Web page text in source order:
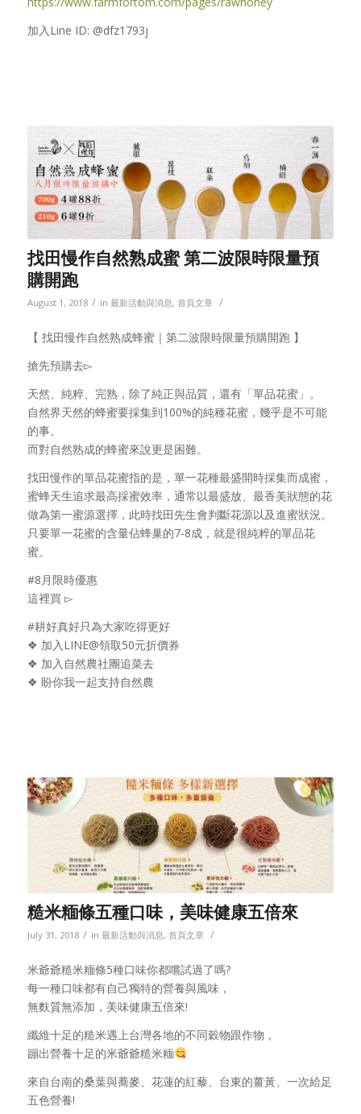
加入Line ID: @dfz1793j
找田慢作自然熟成蜜 第二波限時限量預
購開跑
August 1, 2018 / in 最新活動與消息, 首頁文章 /
【 找田慢作自然熟成蜂蜜｜第二波限時限量預購開跑 】
搶先預購去▻
天然、純粹、完熟，除了純正與品質，還有「單品花蜜」。
自然界天然的蜂蜜要採集到100%的純種花蜜，幾乎是不可能
的事。
而對自然熟成的蜂蜜來說更是困難。
找田慢作的單品花蜜指的是，單一花種最盛開時採集而成蜜，
蜜蜂天生追求最高採蜜效率，通常以最盛放、最香美狀態的花
做為第一蜜源選擇，此時找田先生會判斷花源以及進蜜狀況。
只要單一花蜜的含量佔蜂巢的7-8成，就是很純粹的單品花
蜜。
#8月限時優惠
這裡買 ▻
#耕好真好只為大家吃得更好
❖ 加入LINE@領取50元折價券
❖ 加入自然農社團追菜去
❖ 盼你我一起支持自然農
糙米糆條五種口味，美味健康五倍來
July 31, 2018 / in 最新活動與消息, 首頁文章 /
米爺爺糙米糆條5種口味你都嚐試過了嗎?
每一種口味都有自己獨特的營養與風味，
無麩質無添加，美味健康五倍來!
纖維十足的糙米遇上台灣各地的不同穀物跟作物，
蹦出營養十足的米爺爺糙米糆
來自台南的桑葉與蕎麥、花蓮的紅藜、台東的薑黃、一次給足
五色營養!